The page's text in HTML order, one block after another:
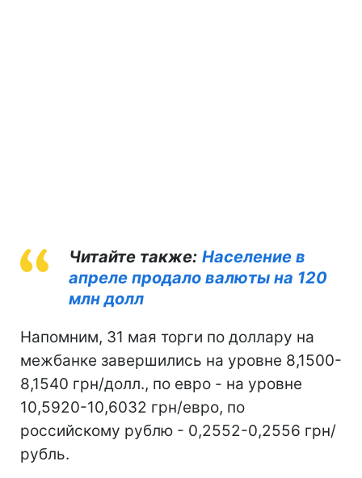
Читайте также: Население в
апреле продало валюты на 120
млн долл
Напомним, 31 мая торги по доллару на
межбанке завершились на уровне 8,1500-
8,1540 грн/долл., по евро - на уровне
10,5920-10,6032 грн/евро, по
российскому рублю - 0,2552-0,2556 грн/
рубль.